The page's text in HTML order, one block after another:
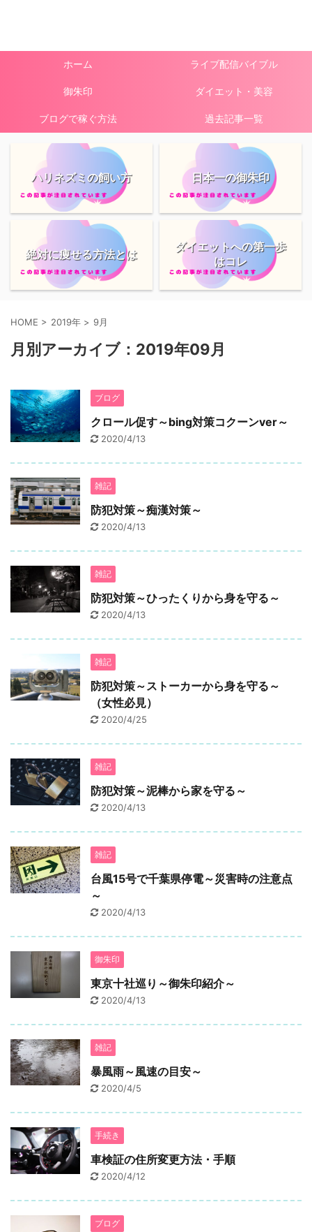
ホーム ライブ配信バイブル
御朱印 ダイエット・美容
ブログで稼ぐ方法 過去記事一覧
ハリネズミの飼い方 日本一の御朱印
絶対に痩せる方法とは
ダイエットへの第一歩
はコレ
HOME > 2019年 > 9月
月別アーカイブ：2019年09月
ブログ
クロール促す～bing対策コクーンver～
2020/4/13
雑記
防犯対策～痴漢対策～
2020/4/13
雑記
防犯対策～ひったくりから身を守る～
2020/4/13
雑記
防犯対策～ストーカーから身を守る～
（女性必見）
2020/4/25
雑記
防犯対策～泥棒から家を守る～
2020/4/13
雑記
台風15号で千葉県停電～災害時の注意点
～
2020/4/13
御朱印
東京十社巡り～御朱印紹介～
2020/4/13
雑記
暴風雨～風速の目安～
2020/4/5
手続き
車検証の住所変更方法・手順
2020/4/12
ブログ